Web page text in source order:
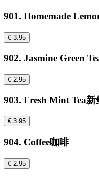
901. Homemade
€ 3.95
902. Jasmine Green
€ 2.95
903. Fresh Mint Tea新
€ 3.95
904. Coffee咖啡
€ 2.95